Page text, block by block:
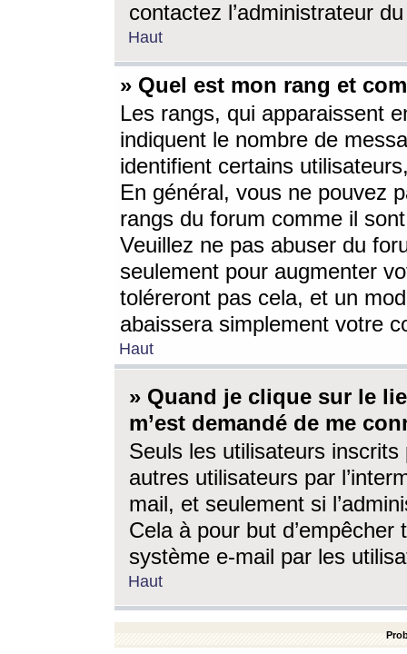
contactez l’administrateur
Haut
» Quel est mon rang et
Les rangs, qui apparaissent
indiquent le nombre de
identifient certains
En général, vous ne pouvez
rangs du forum comme il
Veuillez ne pas abuser du
seulement pour augmenter
toléreront pas cela, et un
abaissera simplement votre
Haut
» Quand je clique sur le
m’est demandé de me
Seuls les utilisateurs
autres utilisateurs par
mail, et seulement si
Cela à pour but
système e-mail par les
Haut